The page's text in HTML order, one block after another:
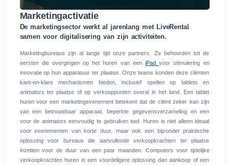
Marketingactivatie
De marketingsector werkt al jarenlang met LiveRental
samen voor digitalisering van zijn activiteiten.
Marketingbureaus zijn al lange tijd onze partners. Ze behoorden tot de
eersten die overgingen op het huren van een iPadvoor stimulering en
innovatie op hun apparatuur ter plaatse. Onze teams konden deze cliënten
kant-en-klare mechanismen bieden, inclusief spellen op tablets en
animators ter plaatse of op verkooppunten overal in het land. Een tablet
huren voor een marketingevenement betekent dat de cliënt zeker kan zijn
van een betrouwbaar apparaat, beperkte gegevensverzameling en een
voor de animators eenvoudig te gebruiken tool. Huren is niet alleen ideaal
voor evenementen van korte duur, maar ook een bijzonder praktische
oplossing voor bureaus die aanvullende verkoopkrachten ter plaatse
inzetten voor de duur van een paar maanden. Computers voor tijdelijke
verkoopkrachten huren is een voordeligere oplossing dan aankoop of een